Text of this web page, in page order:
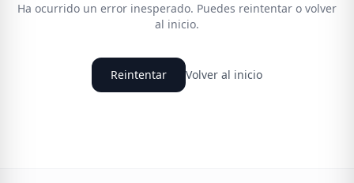
Ha ocurrido un error inesperado. Puedes reintentar o volver
al inicio.
Reintentar Volver al inicio